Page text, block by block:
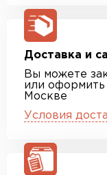
Доставка и
Вы можете
или оформить
Москве
Условия